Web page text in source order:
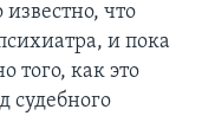
что
и пока
того, как это
судебного